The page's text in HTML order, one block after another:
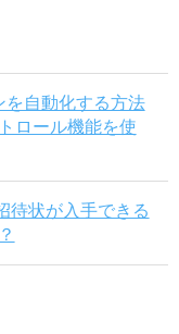
を自動化する方法
ロール機能を使
待状が入手できる